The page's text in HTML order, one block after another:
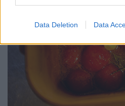
Data Deletion Data